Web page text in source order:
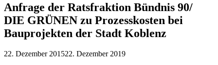
Anfrage der Ratsfraktion Bündnis 90/
DIE GRÜNEN zu Prozesskosten bei
Bauprojekten der Stadt Koblenz
22. Dezember 201522. Dezember 2019